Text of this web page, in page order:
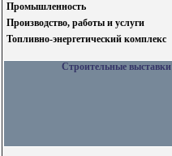
Промышленность
Производство, работы и услуги
Топливно-энергетический комплекс
Строительные выставки